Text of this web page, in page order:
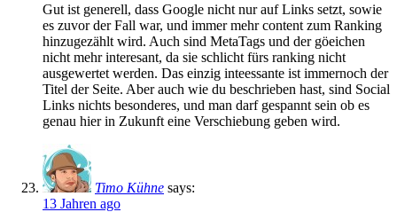
Gut ist generell, dass Google nicht nur auf Links setzt, sowie
es zuvor der Fall war, und immer mehr content zum Ranking
hinzugezählt wird. Auch sind MetaTags und der göeichen
nicht mehr interesant, da sie schlicht fürs ranking nicht
ausgewertet werden. Das einzig inteessante ist immernoch der
Titel der Seite. Aber auch wie du beschrieben hast, sind Social
Links nichts besonderes, und man darf gespannt sein ob es
genau hier in Zukunft eine Verschiebung geben wird.
Timo Kühne says:
13 Jahren ago